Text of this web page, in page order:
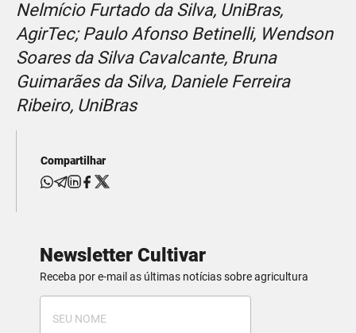
Nelmício Furtado da Silva, UniBras,
AgirTec; Paulo Afonso Betinelli, Wendson
Soares da Silva Cavalcante, Bruna
Guimarães da Silva, Daniele Ferreira
Ribeiro, UniBras
Compartilhar
Newsletter Cultivar
Receba por e-mail as últimas notícias sobre agricultura